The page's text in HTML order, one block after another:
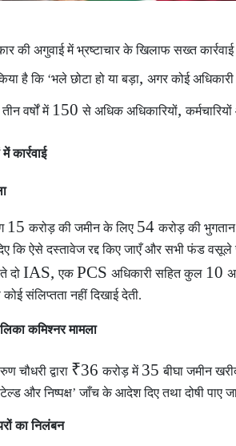
की अगुवाई में भ्रष्टाचार के खिलाफ सख्त
है कि ‘भले छोटा हो या बड़ा, अगर कोई अधिकारी
वर्षों में 150से अधिक अधिकारियों,
कार्रवाई
15करोड़ की जमीन के लिए 54करोड़ की
कि ऐसे दस्तावेज रद्द किए जाएँ और सभी फंड वसूले
दो IAS,एकPCS अधिकारी सहित कुल 10
कोई संलिप्तता नहीं दिखाई देती.
कमिश्नर मामला
चौधरी द्वारा ₹36करोड़ में 35बीघा जमीन
और निष्पक्ष’ जाँच के आदेश दिए तथा दोषी पाए
का निलंबन